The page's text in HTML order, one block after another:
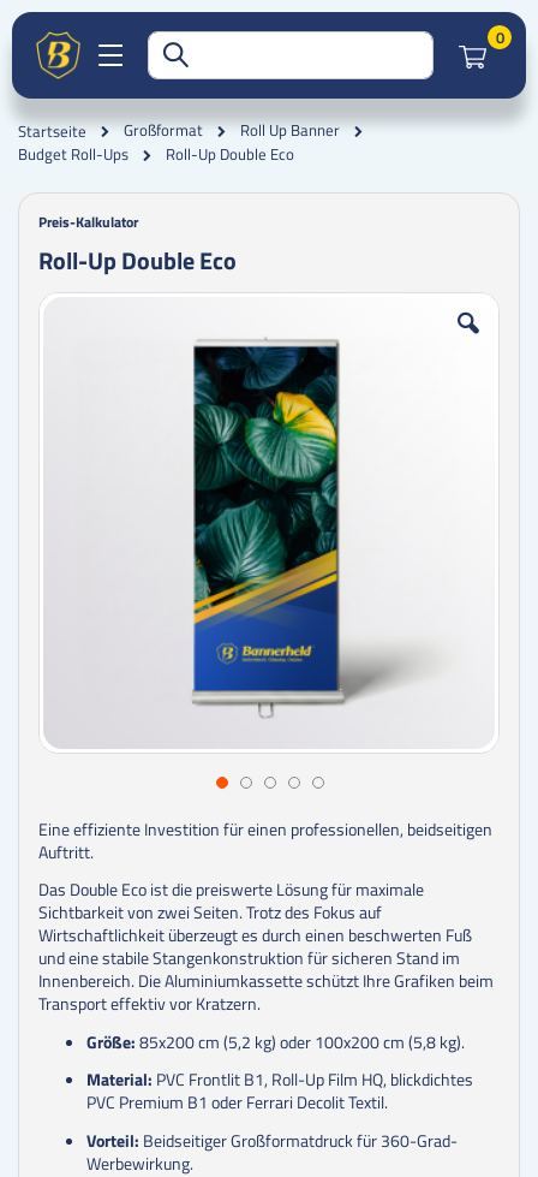
0
Startseite Großformat
Roll Up Banner
Budget Roll-Ups
Roll-Up Double Eco
Preis-Kalkulator
Roll-Up Double Eco
Zum
Zum
Eine effiziente Investition für einen professionellen, beidseitigen
Auftritt.
Das Double Eco ist die preiswerte Lösung für maximale
Sichtbarkeit von zwei Seiten. Trotz des Fokus auf
Wirtschaftlichkeit überzeugt es durch einen beschwerten Fuß
und eine stabile Stangenkonstruktion für sicheren Stand im
Innenbereich. Die Aluminiumkassette schützt Ihre Grafiken beim
Transport effektiv vor Kratzern.
Größe:85x200 cm (5,2 kg) oder 100x200 cm (5,8 kg).
Material: PVC Frontlit B1, Roll-Up Film HQ, blickdichtes
PVC Premium B1 oder Ferrari Decolit Textil.
Vorteil: Beidseitiger Großformatdruck für 360-Grad-
Werbewirkung.